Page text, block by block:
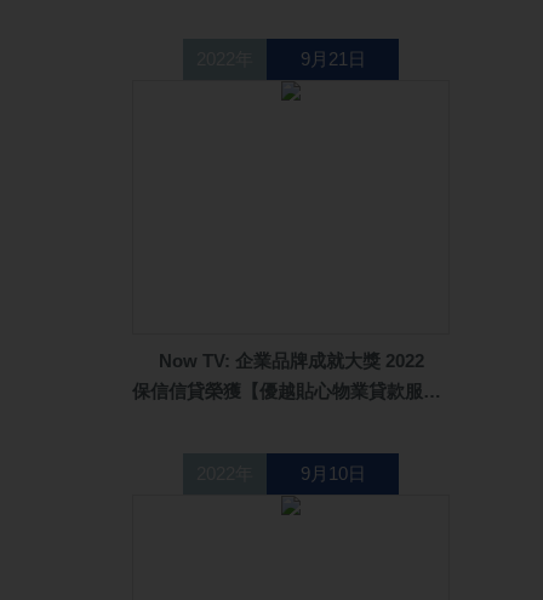
9月21日
Now TV: 企業品牌成就大獎 2022
保信信貸榮獲【優越貼心物業貸款服務品牌大獎】
9月10日